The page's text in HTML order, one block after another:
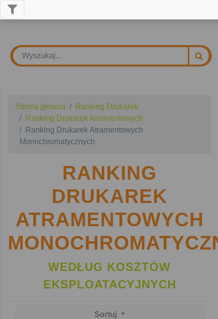
Strona głowna
Ranking Drukarek
Ranking Drukarek Atramentowych
Ranking Drukarek Atramentowych
Monochromatycznych
RANKING
DRUKAREK
ATRAMENTOWYCH
WEDŁUG KOSZTÓW
EKSPLOATACYJNYCH
Sortuj